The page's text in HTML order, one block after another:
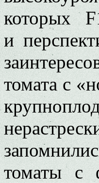
которых
и
томата с
томаты с